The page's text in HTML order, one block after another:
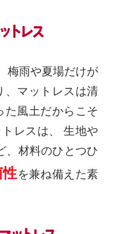
梅雨や夏場だけが
、マットレスは清
風土だからこそ
レスは、 生地や
、材料のひとつひ
を兼ね備えた素